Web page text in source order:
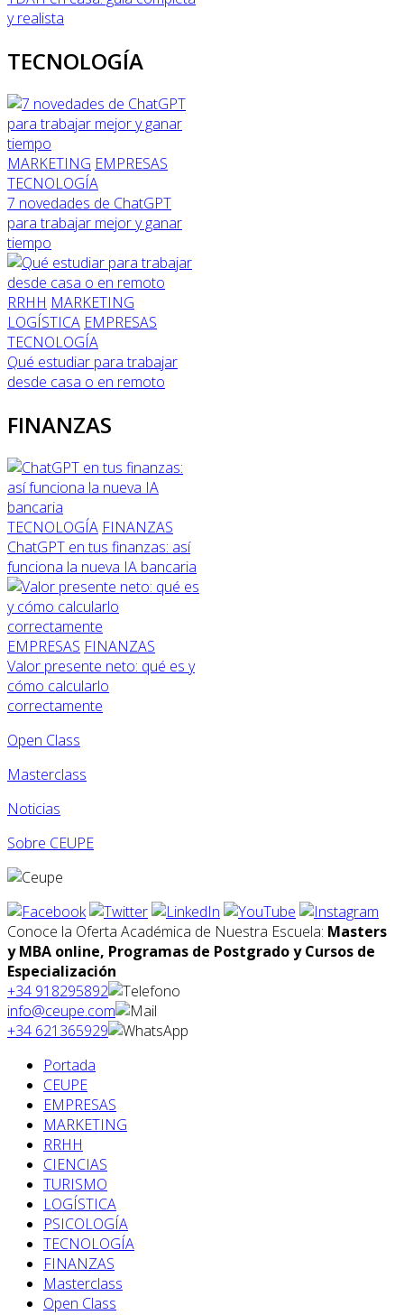
y realista
TECNOLOGÍA
MARKETING EMPRESAS
TECNOLOGÍA
7 novedades de ChatGPT
para trabajar mejor y ganar
tiempo
RRHH MARKETING
LOGÍSTICA EMPRESAS
TECNOLOGÍA
Qué estudiar para trabajar
desde casa o en remoto
FINANZAS
TECNOLOGÍA FINANZAS
ChatGPT en tus finanzas: así
funciona la nueva IA bancaria
EMPRESAS FINANZAS
Valor presente neto: qué es y
cómo calcularlo
correctamente
Open Class
Masterclass
Noticias
Sobre CEUPE
Conoce la Oferta Académica de Nuestra Escuela: Masters
y MBA online, Programas de Postgrado y Cursos de
Especialización
+34 918295892
info@ceupe.com
+34 621365929
Portada
CEUPE
EMPRESAS
MARKETING
RRHH
CIENCIAS
TURISMO
LOGÍSTICA
PSICOLOGÍA
TECNOLOGÍA
FINANZAS
Masterclass
Open Class